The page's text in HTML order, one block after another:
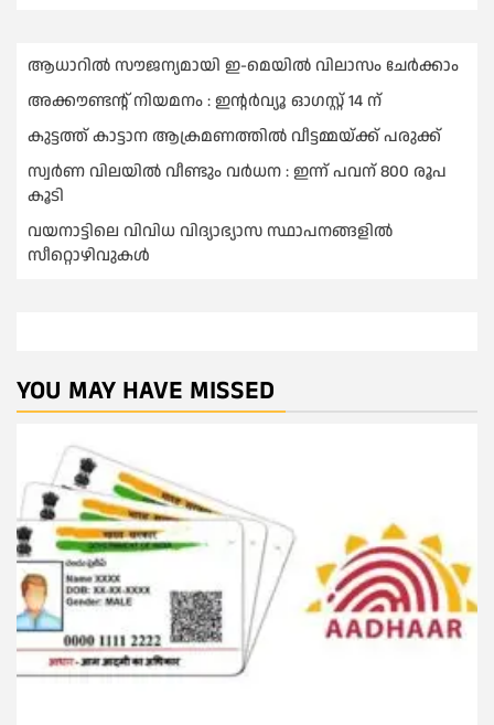
ആധാറിൽ സൗജന്യമായി ഇ-മെയിൽ വിലാസം ചേർക്കാം
അക്കൗണ്ടന്റ് നിയമനം : ഇൻ്റർവ്യൂ ഓഗസ്റ്റ് 14 ന്
കുട്ടത്ത് കാട്ടാന ആക്രമണത്തിൽ വീട്ടമ്മയ്ക്ക് പരുക്ക്
സ്വർണ വിലയില്‍ വീണ്ടും വർധന : ഇന്ന് പവന് 800 രൂപ
കൂടി
വയനാട്ടിലെ വിവിധ വിദ്യാഭ്യാസ സ്ഥാപനങ്ങളിൽ
സീറ്റൊഴിവുകൾ
YOU MAY HAVE MISSED